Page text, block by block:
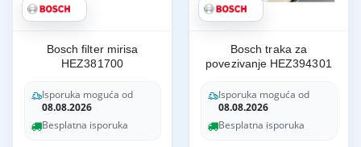
Bosch filter mirisa
HEZ381700
Isporuka moguća od
08.08.2026
Besplatna isporuka
Bosch traka za
povezivanje HEZ394301
Isporuka moguća od
08.08.2026
Besplatna isporuka